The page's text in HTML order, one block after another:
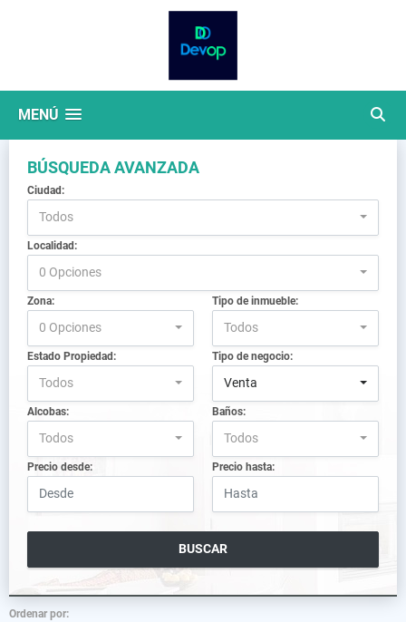
MENÚ
BÚSQUEDA AVANZADA
Ciudad:
Todos
Localidad:
0 Opciones
Zona:
0 Opciones
Tipo de inmueble:
Todos
Estado Propiedad:
Todos
Tipo de negocio:
Venta
Alcobas:
Todos
Baños:
Todos
Precio desde: Precio hasta:
BUSCAR
Ordenar por: